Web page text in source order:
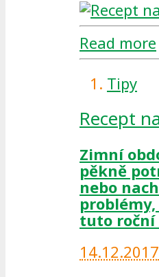
Read more
Tipy
Recept
Zimní
pěkně
nebo
tuto roční
14.12.2017